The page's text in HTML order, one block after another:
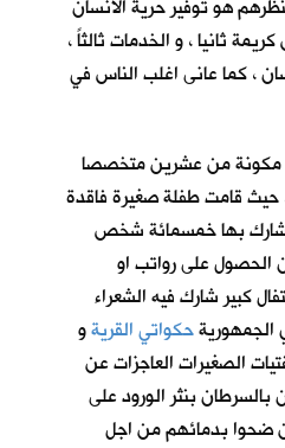
هو توفير حرية الانسان
ثانيا ، و الخدمات ثالثاً ،
، كما عانى اغلب الناس في
مكونة من عشرين متخصصا
حيث قامت طفلة صغيرة فاقدة
شارك بها خمسمائة شخص
الحصول على رواتب او
كبير شارك فيه الشعراء
الجمهوريةحكواتي القريةو
الصغيرات العاجزات عن
بنثر الورود على
ضحوا بدمائهم من اجل